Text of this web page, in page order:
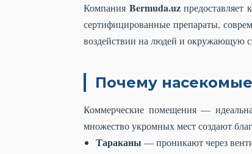
Компания Bermuda.uzпредоставляет
сертифицированные препараты,
воздействии на людей и окружающую
Почему
Коммерческие помещения —
множество укромных мест создают
Тараканы — проникают через